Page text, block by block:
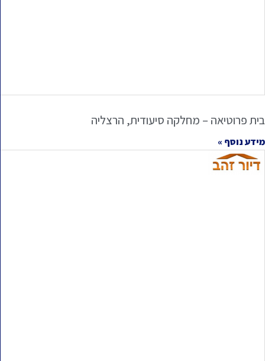
בית פרוטיאה – מחלקה סיעודית, הרצליה
מידע נוסף »